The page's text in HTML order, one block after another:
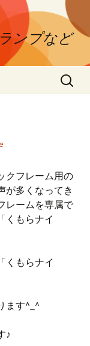
ンプなど
検
索:
クフレーム用の
が多くなってき
レームを専属で
くもらナイ
くもらナイ
ます^_^
♪